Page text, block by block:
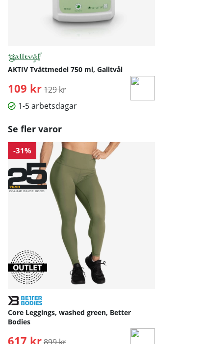
AKTIV Tvättmedel 750 ml, Galltvål
109 kr Ordinarie pris:
129 kr
1-5 arbetsdagar
Se fler varor
-31%
Core Leggings, washed green, Better
Bodies
617 kr Ordinarie pris: